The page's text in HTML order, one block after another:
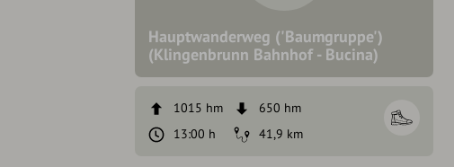
Hauptwanderweg ('Baumgruppe')
(Klingenbrunn Bahnhof - Bucina)
1015 hm
650 hm
13:00 h
41,9 km